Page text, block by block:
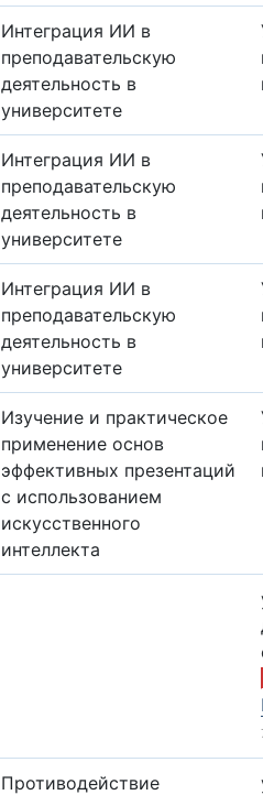
Интеграция ИИ в
преподавательскую
деятельность в
университете
Интеграция ИИ в
преподавательскую
деятельность в
университете
Интеграция ИИ в
преподавательскую
деятельность в
университете
Изучение и практическое
применение основ
эффективных презентаций
с использованием
искусственного
интеллекта
Противодействие